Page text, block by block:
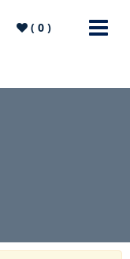
( 0 )